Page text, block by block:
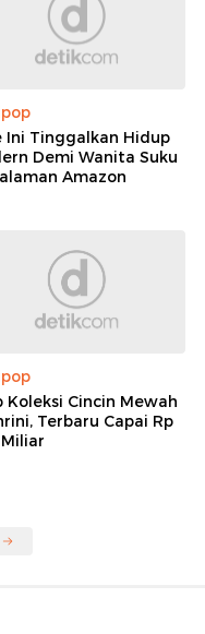
Ini Tinggalkan Hidup
Demi Wanita Suku
Amazon
Koleksi Cincin Mewah
Terbaru Capai Rp